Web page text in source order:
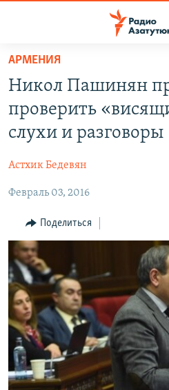
Перейти
основному
содержанию
Перейти
основной
Перейти
поиску
ПОЛИТИКА
ЭКОНОМИКА
РЕГИОН
НАГОРНЫЙ КАРАБАХ
КУЛЬТУРА
СПОРТ
АРХИВ
Հայերեն
English
Русский
АРМЕНИЯ
Никол Пашинян
проверить
слухи и разговоры
Астхик Бедевян
Февраль 03, 2016
Поделиться